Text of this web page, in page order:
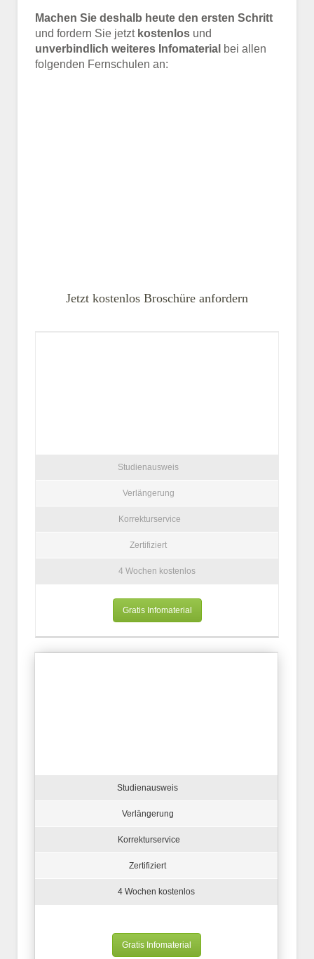
Machen Sie deshalb heute den ersten Schritt
und fordern Sie jetzt kostenlos und
unverbindlich weiteres Infomaterial bei allen
folgenden Fernschulen an:
Jetzt kostenlos Broschüre anfordern
Studienausweis
Verlängerung
Korrekturservice
Zertifiziert
4 Wochen kostenlos
Gratis Infomaterial
Studienausweis
Verlängerung
Korrekturservice
Zertifiziert
4 Wochen kostenlos
Gratis Infomaterial